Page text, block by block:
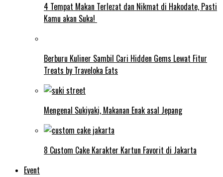
4 Tempat Makan Terlezat dan Nikmat di Hakodate, Pasti
Kamu akan Suka!
Berburu Kuliner Sambil Cari Hidden Gems Lewat Fitur
Treats by Traveloka Eats
Mengenal Sukiyaki, Makanan Enak asal Jepang
8 Custom Cake Karakter Kartun Favorit di Jakarta
Event